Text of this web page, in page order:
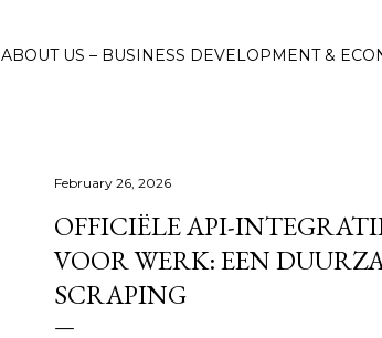
ABOUT US – BUSINESS DEVELOPMENT &
February 26, 2026
OFFICIËLE API-
VOOR WERK: EEN
SCRAPING